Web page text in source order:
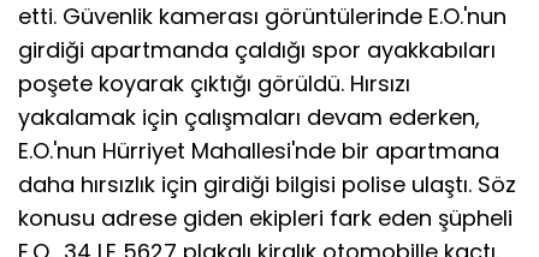
etti. Güvenlik kamerası görüntülerinde E.O.'nun
girdiği apartmanda çaldığı spor ayakkabıları
poşete koyarak çıktığı görüldü. Hırsızı
yakalamak için çalışmaları devam ederken,
E.O.'nun Hürriyet Mahallesi'nde bir apartmana
daha hırsızlık için girdiği bilgisi polise ulaştı. Söz
konusu adrese giden ekipleri fark eden şüpheli